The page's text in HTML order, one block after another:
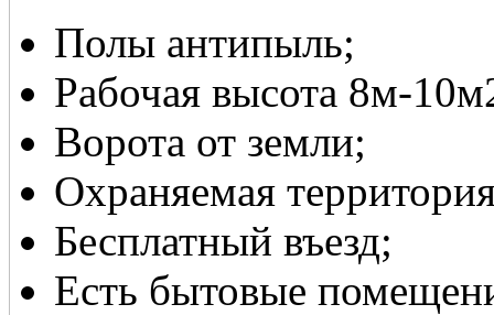
Полы антипыль;
Рабочая высота 8м-
Ворота от земли;
Охраняемая
Бесплатный въезд;
Есть бытовые